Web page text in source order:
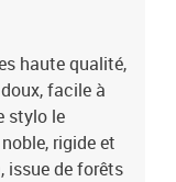
haute qualité,
facile à
stylo le
rigide et
issue de forêts